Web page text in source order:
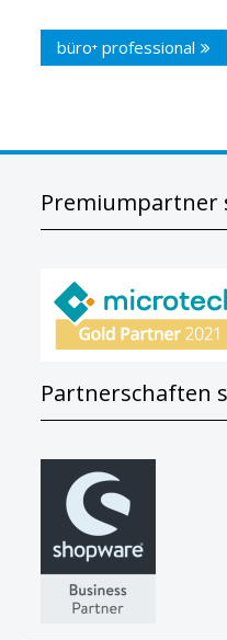
büro⁺ professional
Premiumpartner
Partnerschaften